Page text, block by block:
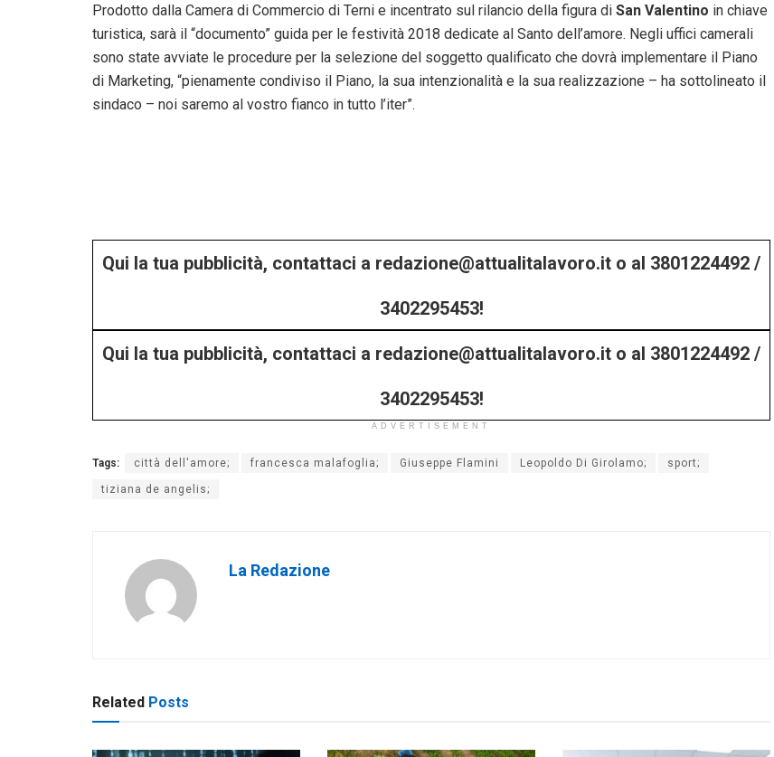
Prodotto dalla Camera di Commercio di Terni e incentrato sul rilancio della figura di San Valentino in chiave
turistica, sarà il “documento” guida per le festività 2018 dedicate al Santo dell’amore. Negli uffici camerali
sono state avviate le procedure per la selezione del soggetto qualificato che dovrà implementare il Piano
di Marketing, “pienamente condiviso il Piano, la sua intenzionalità e la sua realizzazione – ha sottolineato il
sindaco – noi saremo al vostro fianco in tutto l’iter”.
Qui la tua pubblicità, contattaci a redazione@attualitalavoro.it o al 3801224492 /
3402295453!
Qui la tua pubblicità, contattaci a redazione@attualitalavoro.it o al 3801224492 /
3402295453!
ADVERTISEMENT
Tags: città dell'amore; francesca malafoglia; Giuseppe Flamini Leopoldo Di Girolamo; sport;
tiziana de angelis;
La Redazione
Related Posts